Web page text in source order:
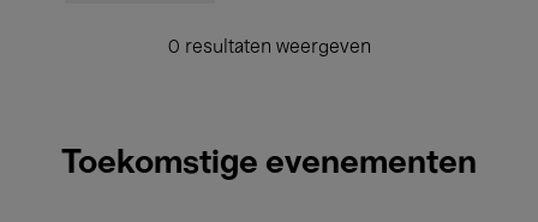
0 resultaten weergeven
Toekomstige evenementen